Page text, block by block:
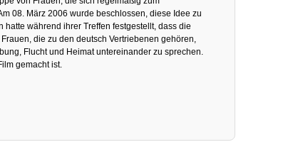
08. März 2006 wurde beschlossen, diese Idee zu
während ihrer Treffen festgestellt, dass die
die zu den deutsch Vertriebenen gehören,
Flucht und Heimat untereinander zu sprechen.
gemacht ist.